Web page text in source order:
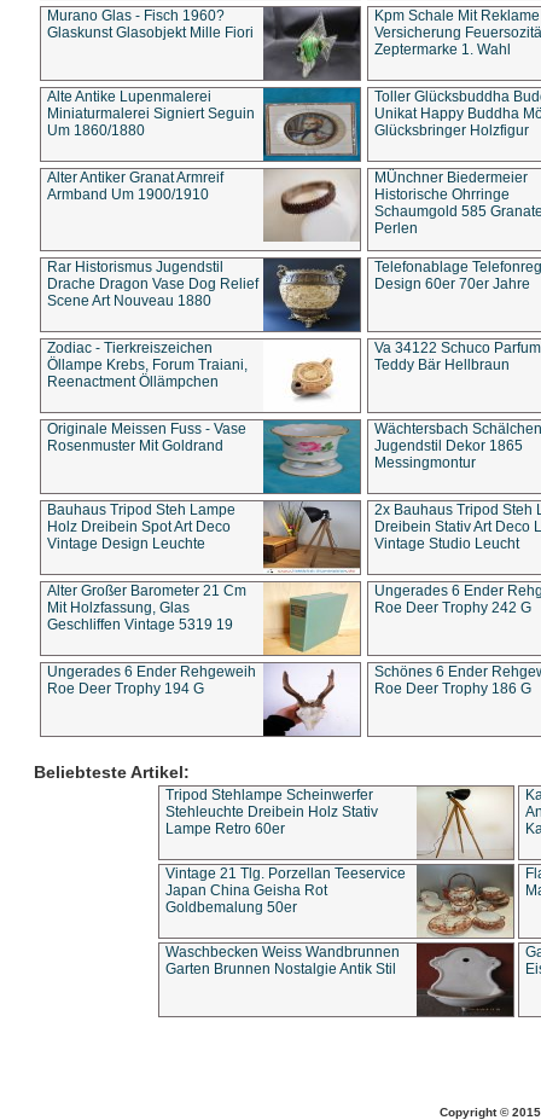
Murano Glas - Fisch 1960?
Glaskunst Glasobjekt Mille Fiori
Kpm Schale Mit Reklame
Versicherung
Zeptermarke 1. Wahl
Alte Antike Lupenmalerei
Miniaturmalerei Signiert Seguin
Um 1860/1880
Toller Glücksbuddha
Unikat Happy Buddha
Glücksbringer Holzfigur
Alter Antiker Granat Armreif
Armband Um 1900/1910
MÜnchner Biedermeier
Historische Ohrringe
Schaumgold 585
Perlen
Rar Historismus Jugendstil
Drache Dragon Vase Dog Relief
Scene Art Nouveau 1880
Telefonablage
Design 60er 70er Jahre
Zodiac - Tierkreiszeichen
Öllampe Krebs, Forum Traiani,
Reenactment Öllämpchen
Va 34122 Schuco
Teddy Bär Hellbraun
Originale Meissen Fuss - Vase
Rosenmuster Mit Goldrand
Wächtersbach Schälchen
Jugendstil Dekor 1865
Messingmontur
Bauhaus Tripod Steh Lampe
Holz Dreibein Spot Art Deco
Vintage Design Leuchte
2x Bauhaus Tripod Steh
Dreibein Stativ Art Deco
Vintage Studio Leucht
Alter Großer Barometer 21 Cm
Mit Holzfassung, Glas
Geschliffen Vintage 5319 19
Ungerades 6 Ender
Roe Deer Trophy 242 G
Ungerades 6 Ender Rehgeweih
Roe Deer Trophy 194 G
Schönes 6 Ender
Roe Deer Trophy 186 G
Beliebteste Artikel:
Tripod Stehlampe Scheinwerfer
Stehleuchte Dreibein Holz Stativ
Lampe Retro 60er
Vintage 21 Tlg. Porzellan Teeservice
Japan China Geisha Rot
Goldbemalung 50er
Waschbecken Weiss Wandbrunnen
Garten Brunnen Nostalgie Antik Stil
Copyright ©